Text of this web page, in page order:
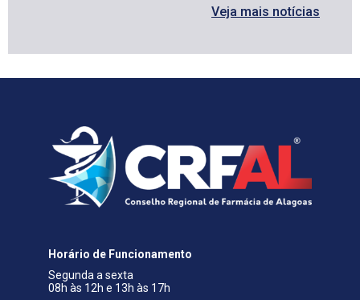
Veja mais notícias
Horário de Funcionamento
Segunda a sexta
08h às 12h e 13h às 17h